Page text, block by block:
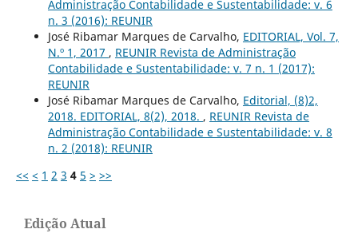
Administração Contabilidade e Sustentabilidade: v. 6
n. 3 (2016): REUNIR
José Ribamar Marques de Carvalho, EDITORIAL, Vol. 7,
N.º 1, 2017 , REUNIR Revista de Administração
Contabilidade e Sustentabilidade: v. 7 n. 1 (2017):
REUNIR
José Ribamar Marques de Carvalho, Editorial, (8)2,
2018. EDITORIAL, 8(2), 2018. , REUNIR Revista de
Administração Contabilidade e Sustentabilidade: v. 8
n. 2 (2018): REUNIR
<< < 1 2 3 4 5 > >>
Edição Atual